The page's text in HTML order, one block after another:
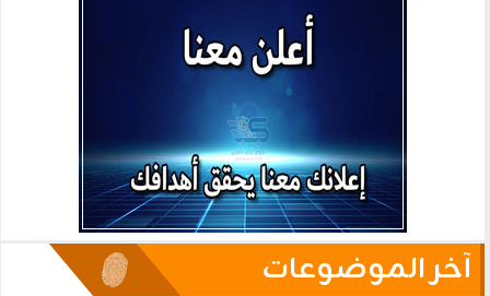
آخر الموضوعات